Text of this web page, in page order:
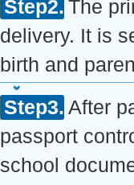
The
delivery. It is
birth and
After
passport
school